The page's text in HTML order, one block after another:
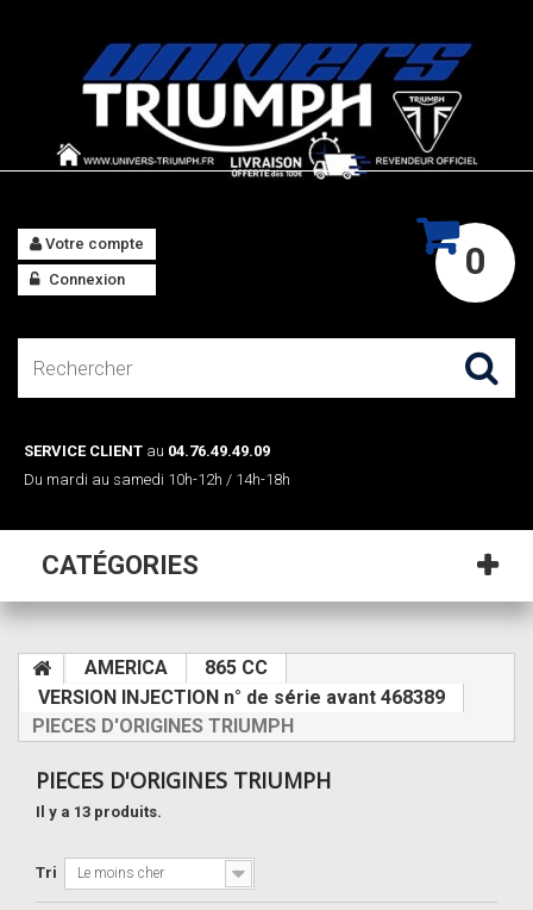
0
Votre compte
Connexion
SERVICE CLIENT au 04.76.49.49.09
Du mardi au samedi 10h-12h / 14h-18h
CATÉGORIES
AMERICA
865 CC
VERSION INJECTION n° de série avant 468389
PIECES D'ORIGINES TRIUMPH
PIECES D'ORIGINES TRIUMPH
Il y a 13 produits.
Tri Le moins cher